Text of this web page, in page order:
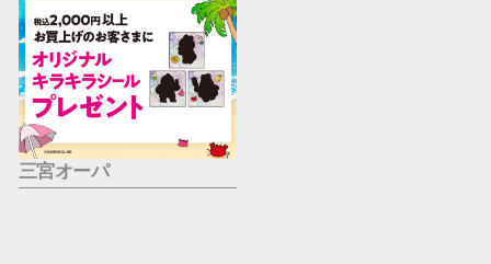
三宮オーパ